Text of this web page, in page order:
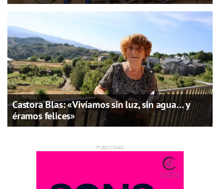
Castora Blas: «Vivíamos sin luz, sin agua… y
éramos felices»